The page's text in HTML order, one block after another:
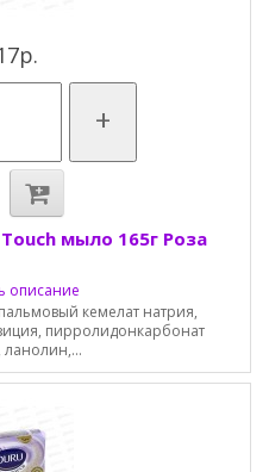
+
мыло 165г Роза
описание
кемелат натрия,
пирролидонкарбонат
ланолин,...